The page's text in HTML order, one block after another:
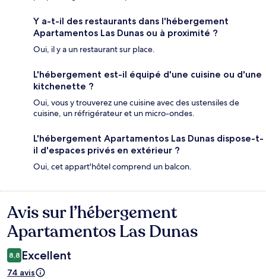
Y a-t-il des restaurants dans l'hébergement
Apartamentos Las Dunas ou à proximité ?
Oui, il y a un restaurant sur place.
L'hébergement est-il équipé d'une cuisine ou d'une
kitchenette ?
Oui, vous y trouverez une cuisine avec des ustensiles de
cuisine, un réfrigérateur et un micro-ondes.
L'hébergement Apartamentos Las Dunas dispose-t-
il d'espaces privés en extérieur ?
Oui, cet appart'hôtel comprend un balcon.
Avis
Avis sur l’hébergement
Apartamentos Las Dunas
8,8 Excellent
74 avis